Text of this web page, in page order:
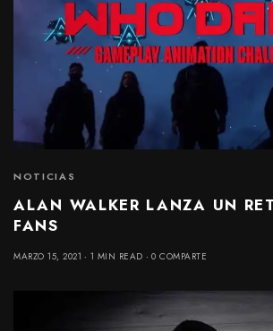
NOTICIAS
ALAN WALKER LANZA UN
FANS
MARZO 15, 2021 1 MIN READ 0 COMPARTE